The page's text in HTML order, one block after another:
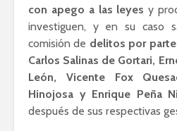
con apego a las leyes y
investiguen, y en su caso
comisión de delitos por
Carlos Salinas de Gortari,
León, Vicente Fox
Hinojosa y Enrique Peña
después de sus respectivas